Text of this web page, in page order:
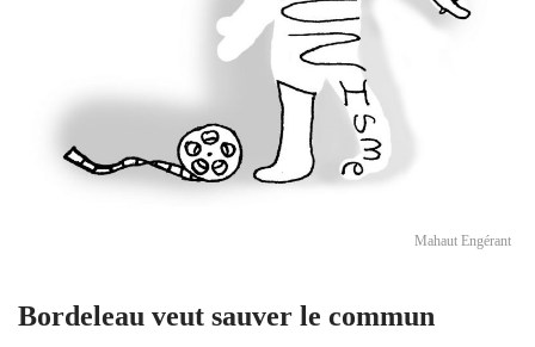
Mahaut Engérant
Bordeleau veut sauver le commun